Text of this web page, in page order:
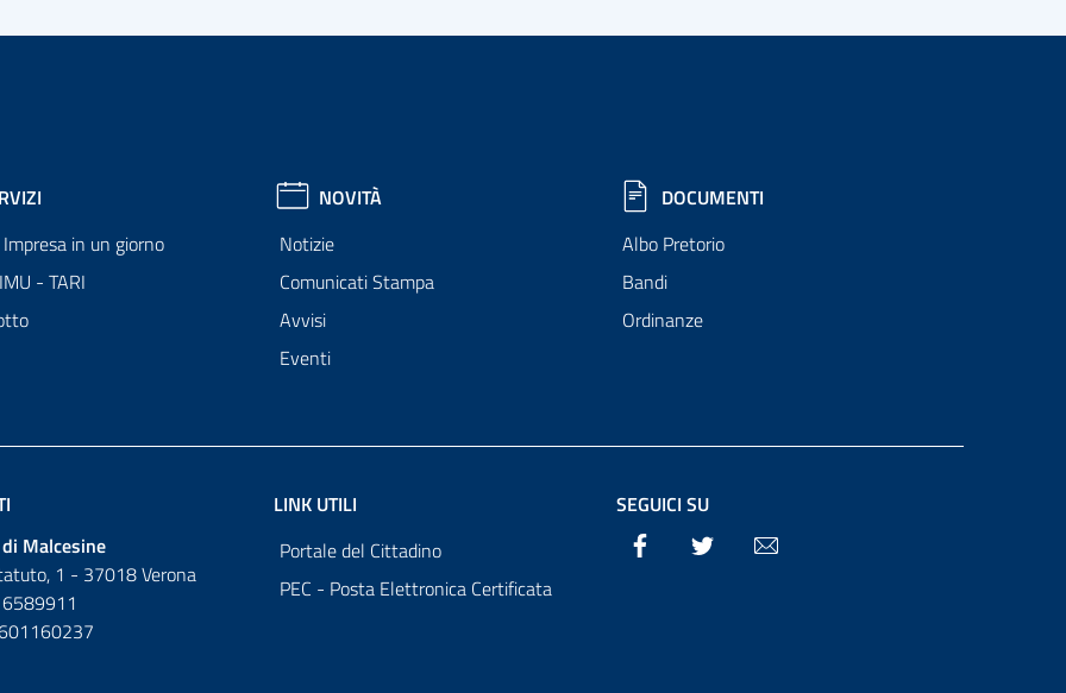
in un giorno
- TARI
NOVITÀ
Notizie
Comunicati Stampa
Avvisi
Eventi
DOCUMENTI
Albo Pretorio
Bandi
Ordinanze
Malcesine
1 - 37018 Verona
LINK UTILI
Portale del Cittadino
PEC - Posta Elettronica Certificata
SEGUICI SU
Facebook Twitter